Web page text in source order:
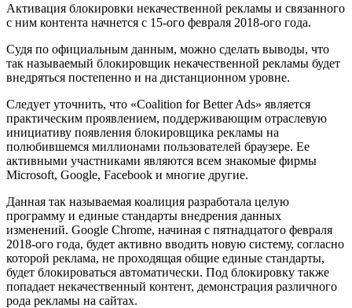
Активация блокировки некачественной рекламы и связанного
с ним контента начнется с 15-ого февраля 2018-ого года.
Судя по официальным данным, можно сделать выводы, что
так называемый блокировщик некачественной рекламы будет
внедряться постепенно и на дистанционном уровне.
Следует уточнить, что «Coalition for Better Ads» является
практическим проявлением, поддерживающим отраслевую
инициативу появления блокировщика рекламы на
полюбившемся миллионами пользователей браузере. Ее
активными участниками являются всем знакомые фирмы
Microsoft, Google, Facebook и многие другие.
Данная так называемая коалиция разработала целую
программу и единые стандарты внедрения данных
изменений. Google Chrome, начиная с пятнадцатого февраля
2018-ого года, будет активно вводить новую систему, согласно
которой реклама, не проходящая общие единые стандарты,
будет блокироваться автоматически. Под блокировку также
попадает некачественный контент, демонстрация различного
рода рекламы на сайтах.